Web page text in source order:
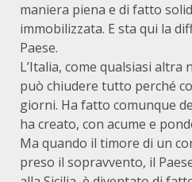
maniera piena e di fatto
immobilizzata. E sta qui la
Paese.
L’Italia, come qualsiasi altra
può chiudere tutto perché
giorni. Ha fatto comunque
ha creato, con acume e
Ma quando il timore di un
preso il sopravvento, il